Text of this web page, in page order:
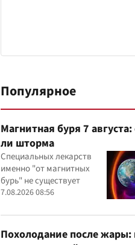
Популярное
Магнитная буря 7
ли шторма
Специальных лекарств
именно "от магнитных
бурь" не существует
7.08.2026 08:56
Похолодание после жары: